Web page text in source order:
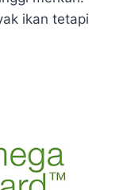
ikan tetapi